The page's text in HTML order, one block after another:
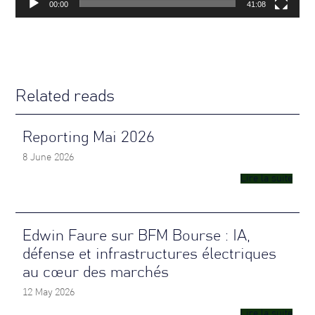
00:00 41:08
Related reads
Reporting Mai 2026
8 June 2026
Lire la suite
Edwin Faure sur BFM Bourse : IA,
défense et infrastructures électriques
au cœur des marchés
12 May 2026